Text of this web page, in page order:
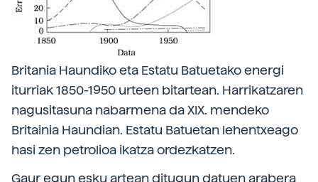
Britania Haundiko eta Estatu Batuetako energi
iturriak 1850-1950 urteen bitartean. Harrikatzaren
nagusitasuna nabarmena da XIX. mendeko
Britainia Haundian. Estatu Batuetan lehentxeago
hasi zen petrolioa ikatza ordezkatzen.
Gaur egun esku artean ditugun datuen arabera